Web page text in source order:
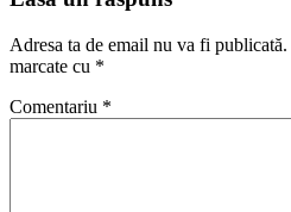
Adresa ta de email nu va fi publicată.
marcate cu *
Comentariu *